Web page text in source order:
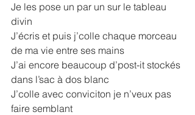
Je les pose un par un sur le tableau
divin
J’écris et puis j’colle chaque morceau
de ma vie entre ses mains
J’ai encore beaucoup d’post-it stockés
dans l’sac à dos blanc
J’colle avec conviciton je n’veux pas
faire semblant